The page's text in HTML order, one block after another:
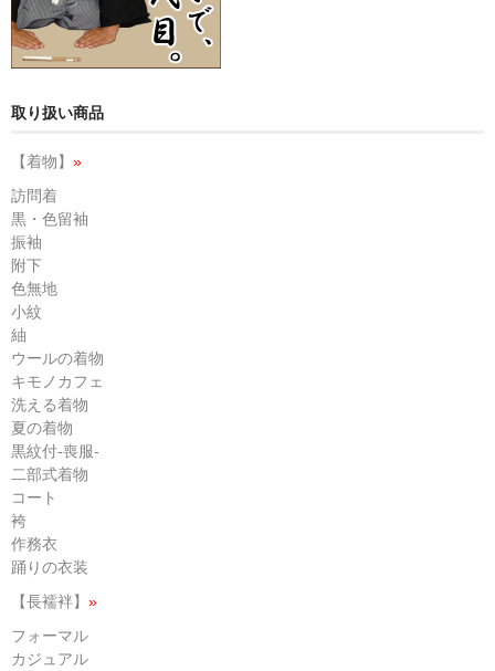
取り扱い商品
【着物】 »
訪問着
黒・色留袖
振袖
附下
色無地
小紋
紬
ウールの着物
キモノカフェ
洗える着物
夏の着物
黒紋付-喪服-
二部式着物
コート
袴
作務衣
踊りの衣装
【長襦袢】 »
フォーマル
カジュアル